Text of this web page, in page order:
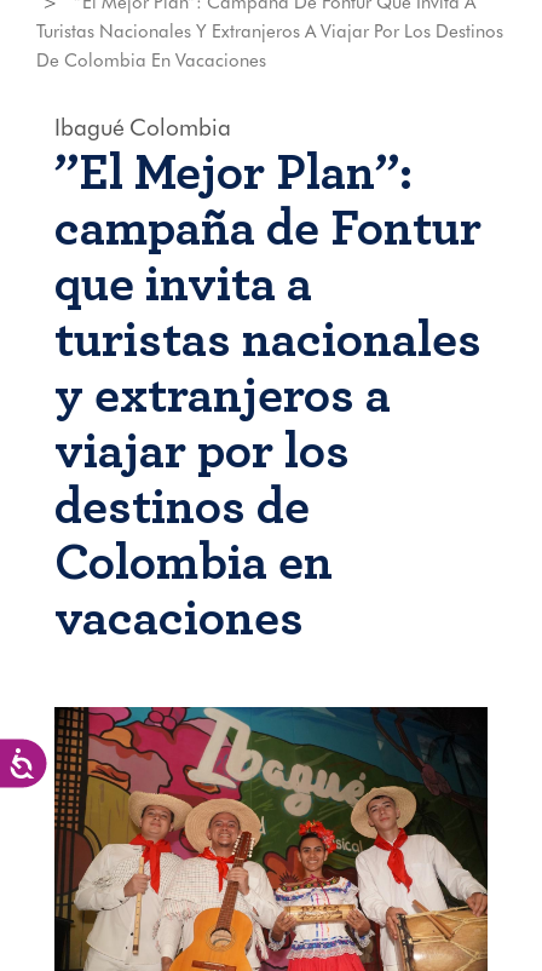
Accesibilidad
Turistas Nacionales Y Extranjeros A Viajar Por Los Destinos
De Colombia En Vacaciones
Ibagué Colombia
”El Mejor Plan”:
campaña de Fontur
que invita a
turistas nacionales
y extranjeros a
viajar por los
destinos de
Colombia en
vacaciones